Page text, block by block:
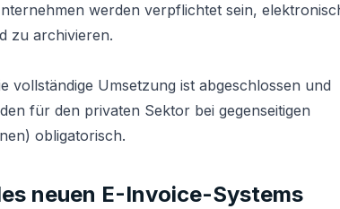
werden verpflichtet sein,
zu archivieren.
vollständige Umsetzung ist abgeschlossen und
für den privaten Sektor bei gegenseitigen
obligatorisch.
neuen E-Invoice-Systems